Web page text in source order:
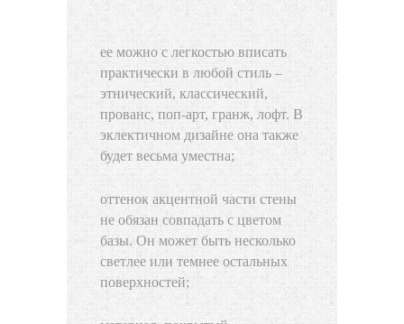
ее можно с легкостью вписать
практически в любой стиль –
этнический, классический,
прованс, поп-арт, гранж, лофт. В
эклектичном дизайне она также
будет весьма уместна;
оттенок акцентной части стены
не обязан совпадать с цветом
базы. Он может быть несколько
светлее или темнее остальных
поверхностей;